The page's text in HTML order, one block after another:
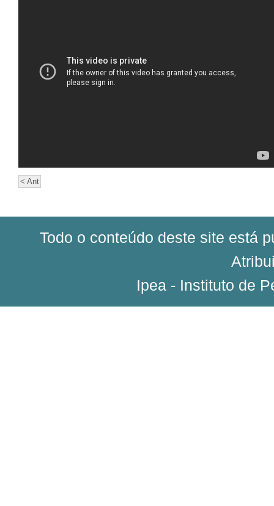
< Ant
Todo o conteúdo deste site está
Ipea - Instituto de